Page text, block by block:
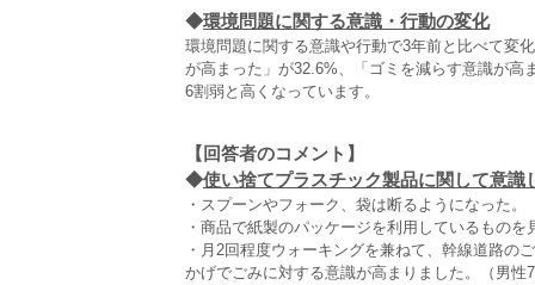
◆環境問題に関する意識・行動の変化
環境問題に関する意識や行動で3年前と比べて変
が高まった」が32.6%、「ゴミを減らす意識が
6割弱と高くなっています。
【回答者のコメント】
◆使い捨てプラスチック製品に関して意
・スプーンやフォーク、袋は断るようになった。
・商品で紙製のパッケージを利用しているもの
・月2回程度ウォーキングを兼ねて、幹線道路の
かげでごみに対する意識が高まりました。（男性